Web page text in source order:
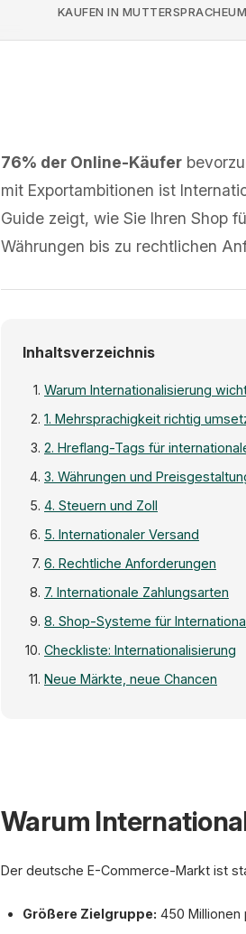
KAUFEN IN MUTTERSPRACHE
76% der Online-Käufer
mit Exportambitionen ist
Guide zeigt, wie Sie Ihren Shop
Währungen bis zu rechtlichen
Inhaltsverzeichnis
Warum Internationalisierung
1. Mehrsprachigkeit richtig
2. Hreflang-Tags für
3. Währungen und
4. Steuern und Zoll
5. Internationaler Versand
6. Rechtliche Anforderungen
7. Internationale Zahlungsarten
8. Shop-Systeme für
Checkliste: Internationalisierung
Neue Märkte, neue Chancen
Warum
Der deutsche E-Commerce-Markt ist
Größere Zielgruppe: 450 Millionen